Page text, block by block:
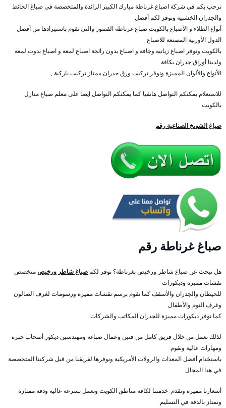
نرحب بكم في شركة اصباغ غرناطة مبارك الكبير الرائدة والمتخصصة في صباغ الحائط
والجدران الخشبية ونوفر لكم أفضل
أنواع الطلاء و الأصباغ بالكويت صباغ غرناطة القصور والتي نقوم باستيرادها من أفضل
الدول الأوربية المصنعة للاصباغ
بالكويت ونوفر اصباغ زياتيه وجافة و اصباغ بدون رائجة اصباع لمعة و اصباغ بدوت لمعة
ولدينا أوراق جدران بكافة
الأنواع والألوان المميزة ونوفر تركيب ورق جدران ممتاز تركيب باركية ,
للاستعلام يمكنكم التواصل هاتفيا كما يمكنكم التواصل ايضا على معلم صباغ منازل
بالكويت
صباغ الشويخ الصناعية رقم
صباغ غرناطة رقم
هل تبحث عن صباغ شاطر ورخيص بغرناطة؟ نوفر لكم صباغ شاطر ورخيصمتخصص
نقشات مميزة وديكورات
للحيطان والجدران والأسقف كما نقوم برسم نقشات مميزة ورسومات لغرف الصالون
وغرف النوم والأطفال
كما نوفر ديكورات مميزة للجدران المكاتب والشركات
لذلك نعمل من خلال فريق كامل من فنين وعمال صباغة ومهندسين ديكور أصحاب خبرة
ومهارات عالية ونقوم
باستخدام أفضل المعدات والرولات الأمريكية ونوفرها لفريقنا من قبل شركتنا المتخصصة
في هذا المجال
أسعارنا مميزة ونقدم خدمتنا لكافة مناطق الكويت ونعمل بسرعة عالية ودقة ممتازة
ونمتاز بالدقة في التسليم